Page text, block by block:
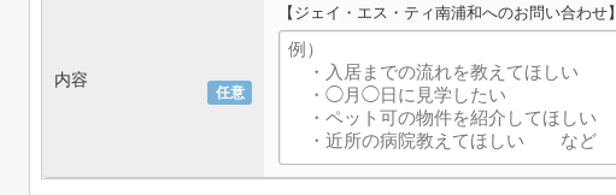
任意
内容
【ジェイ・エス・ティ南浦和へのお問い合わせ】